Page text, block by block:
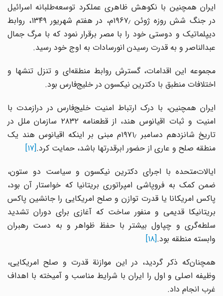
ایران همچنین با نکوهش ظاهری عملکرد توسعه‌طلبانه اسرائیل
در جنگ شش روزه ژوئن ۱۹۶۷٫م، در هفتم شهریور ۱۳۴۹، روابط
دیپلماتیک و دوستی خود را با مصر برقرار نمود که با مرگ جمال
عبدالناصر و به قدرت رسیدن انورسادات به اوج خود رسید.
مجموعه این اقدامات، گسترش روابط منطقه‌ای و تنزل تنشها و
اختلافات منطبق با دکترین نیکسون در خلیج‌فارس بود.
ایران همچنین، با درک ارتباط امنیت خلیج‌فارس در درازمدت با
امنیت و ثبات اقیانوس هند، از قطعنامه ۲۸۳۲ سازمان ملل در
تاریخ شانزدهم دسامبر ۱۹۷۱٫م مبنی بر اینکه اقیانوس هند یک
منطقه صلح و عاری از حضور ابرقدرتها باشد، حمایت کرد.[۱۷]
ایالات‌متحده با اجرای دکترین نیکسون و سیاست دو ستون،
ضمن کمک به فروپاشی امپراتوری بریتانیا که خواستار آن بود،
پاکس امریکانا یا قدرت توازن و صلح امریکایی را جانشین پاکس
بریتانیکا قدیمی و منفور ساخت که آغازی برای دوران تشدید
سلطه‌گری و چپاول بیشتر با حفظ ظواهر و به دست رهبران
وابسته منطقه بود.[۱۸]
همچنان‌که ذکر گردید، در این موازنة قدرت و صلح امریکایی،
وظیفه اصلی و اول را ایران با شرایط مناسب و آمیخته با اهداف
غرب انجام داد.